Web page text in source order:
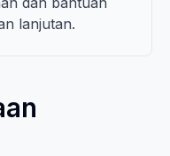
lanjutan.